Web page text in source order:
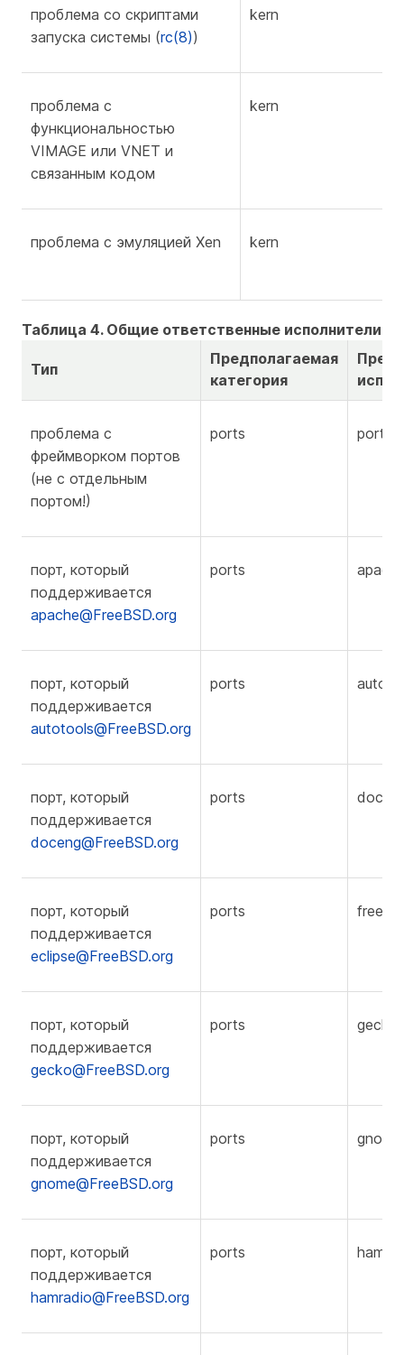
проблема со скриптами
запуска системы (rc(8))
kern
проблема с
функциональностью
VIMAGE или VNET и
связанным кодом
kern
проблема с эмуляцией Xen kern
Таблица 4. Общие ответственные исполнители —
Тип
Предполагаемая
категория
проблема с
фреймворком портов
(не с отдельным
портом!)
ports
порт, который
поддерживается
apache@FreeBSD.org
ports
порт, который
поддерживается
autotools@FreeBSD.org
ports
порт, который
поддерживается
doceng@FreeBSD.org
ports
порт, который
поддерживается
eclipse@FreeBSD.org
ports
порт, который
поддерживается
gecko@FreeBSD.org
ports gecko
порт, который
поддерживается
gnome@FreeBSD.org
ports gnome
порт, который
поддерживается
hamradio@FreeBSD.org
ports